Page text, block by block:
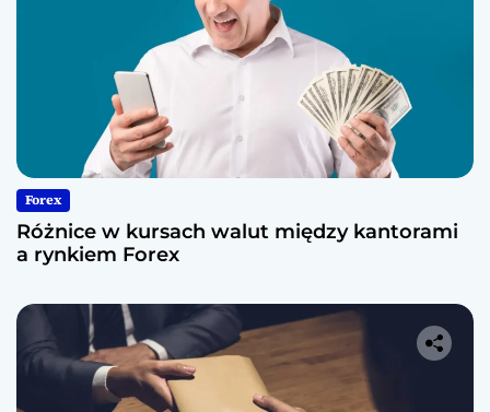
Forex
Różnice w kursach walut między kantorami
a rynkiem Forex